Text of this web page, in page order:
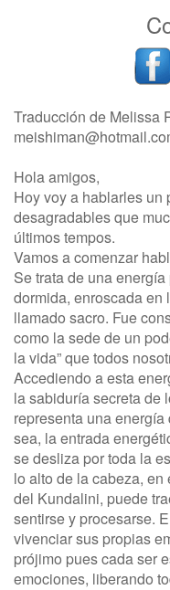
Traducción de Melissa
Hola amigos,
Hoy voy a hablarles un
desagradables que
últimos tempos.
Vamos a comenzar
Se trata de una
dormida, enroscada en
llamado sacro. Fue
como la sede de un
la vida” que todos
Accediendo a esta
la sabiduría secreta de
representa una
sea, la entrada
se desliza por toda la
lo alto de la cabeza,
del Kundalini, puede
sentirse y procesarse.
vivenciar sus propias
prójimo pues cada ser
emociones, liberando